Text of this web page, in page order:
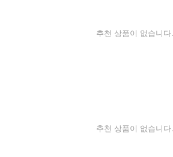
추천 상품이 없습니다.
추천 상품이 없습니다.